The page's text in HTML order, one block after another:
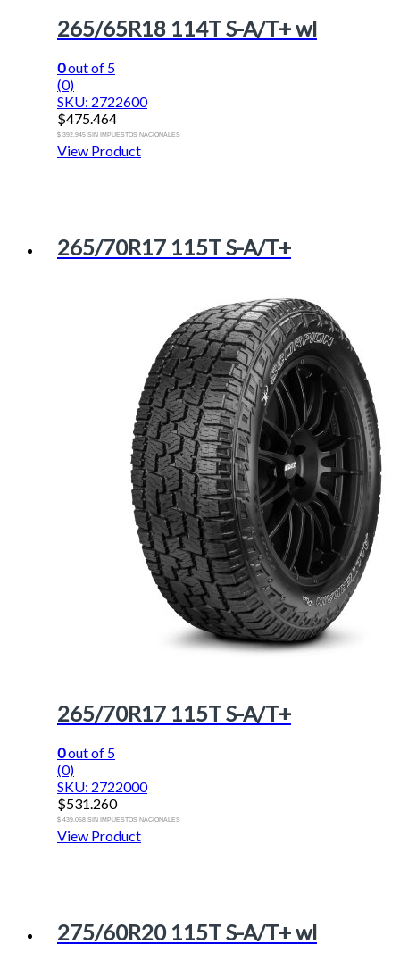
265/65R18 114T S-A/T+ wl
0out of 5
(0)
SKU: 2722600
$475.464
$ 392.945 SIN IMPUESTOS NACIONALES
View Product
265/70R17 115T S-A/T+
265/70R17 115T S-A/T+
0out of 5
(0)
SKU: 2722000
$531.260
$ 439.058 SIN IMPUESTOS NACIONALES
View Product
275/60R20 115T S-A/T+ wl